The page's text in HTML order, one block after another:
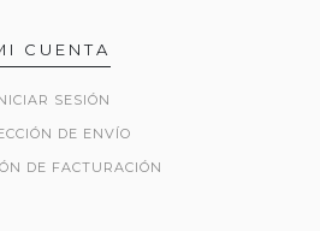
CUENTA
SESIÓN
DE ENVÍO
DE FACTURACIÓN